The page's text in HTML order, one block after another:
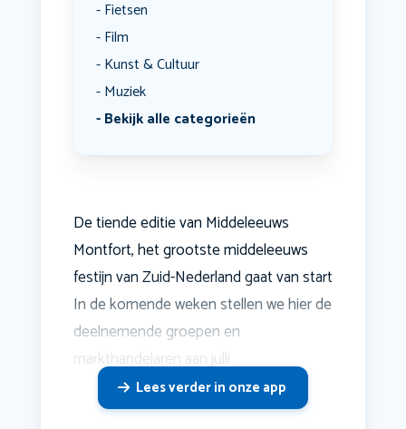
Fietsen
Film
Kunst & Cultuur
Muziek
Bekijk alle categorieën
De tiende editie van Middeleeuws
Montfort, het grootste middeleeuws
festijn van Zuid-Nederland gaat van start
In de komende weken stellen we hier de
deelnemende groepen en
markthandelaren aan julli
Lees verder in onze app